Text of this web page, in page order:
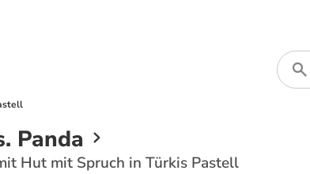
Panda
Hut mit Spruch in Türkis Pastell